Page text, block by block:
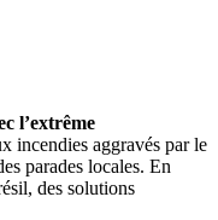
l’extrême
incendies aggravés par le
parades locales. En
des solutions